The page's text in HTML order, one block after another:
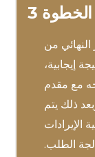
الخطوة 3
من
إيجابية،
مع مقدم
ذلك يتم
الإيرادات
الطلب.